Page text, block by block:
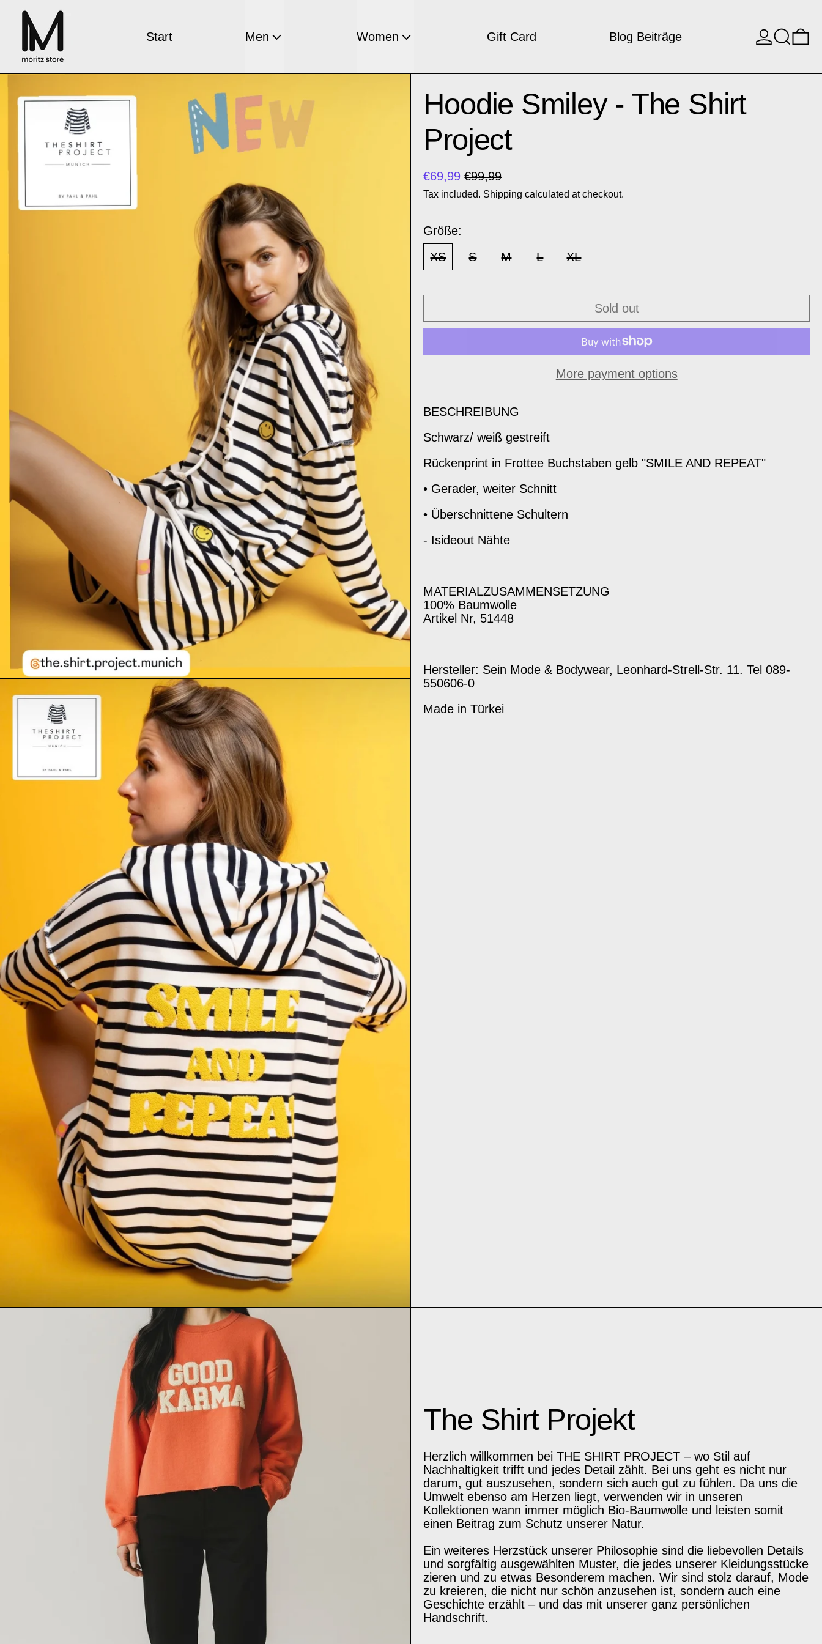
Start Men Women Gift Card Blog Beiträge
0
Hoodie Smiley - The Shirt
Project
Regular price
€69,99 Sale price
€99,99
Tax included. Shipping calculated at checkout.
Größe:
XS
S M L XL
Sold out
More payment options
BESCHREIBUNG
Schwarz/ weiß gestreift
Rückenprint in Frottee Buchstaben gelb "SMILE AND REPEAT"
• Gerader, weiter Schnitt
• Überschnittene Schultern
- Isideout Nähte
MATERIALZUSAMMENSETZUNG
100% Baumwolle
Artikel Nr, 51448
Hersteller: Sein Mode & Bodywear, Leonhard-Strell-Str. 11. Tel 089-
550606-0
Made in Türkei
The Shirt Projekt
Herzlich willkommen bei THE SHIRT PROJECT – wo Stil auf
Nachhaltigkeit trifft und jedes Detail zählt. Bei uns geht es nicht nur
darum, gut auszusehen, sondern sich auch gut zu fühlen. Da uns die
Umwelt ebenso am Herzen liegt, verwenden wir in unseren
Kollektionen wann immer möglich Bio-Baumwolle und leisten somit
einen Beitrag zum Schutz unserer Natur.
Ein weiteres Herzstück unserer Philosophie sind die liebevollen Details
und sorgfältig ausgewählten Muster, die jedes unserer Kleidungsstücke
zieren und zu etwas Besonderem machen. Wir sind stolz darauf, Mode
zu kreieren, die nicht nur schön anzusehen ist, sondern auch eine
Geschichte erzählt – und das mit unserer ganz persönlichen
Handschrift.